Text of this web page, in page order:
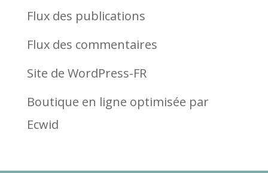
Flux des publications
Flux des commentaires
Site de WordPress-FR
Boutique en ligne optimisée par
Ecwid